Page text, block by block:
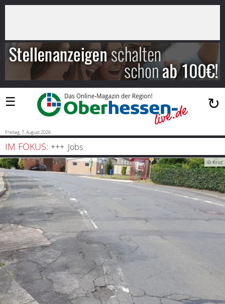
Suchen
Startseite
Blaulicht
Sport
Politik
Bauen
und
Wohnen
Freizeit
Gesellschaft
Gesundheit
Kultur
Lifestyle
Wirtschaft
×
☰ ↻
Freitag, 7. August 2026
IM FOKUS: Jobs
© Krist